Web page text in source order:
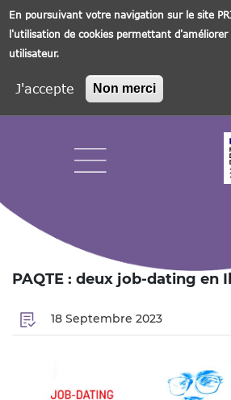
En poursuivant votre navigation sur le site
l'utilisation de cookies permettant
utilisateur.
J'accepte Non merci
PAQTE : deux job-dating en
18 Septembre 2023